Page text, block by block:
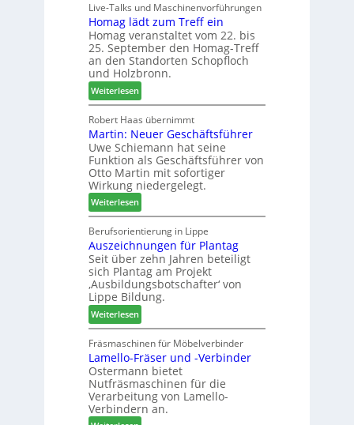
n
a
u
s
f
ü
r
W
e
m
h
ö
n
e
r
c
h
e
n
s
t
a
u
r
a
u
m
-
S
o
r
t
i
m
e
n
t
Live-Talks und Maschinenvorführungen
Homag lädt zum Treff ein
Homag veranstaltet vom 22. bis
25. September den Homag-Treff
an den Standorten Schopfloch
und Holzbronn.
Weiterlesen:
H
o
m
a
g
l
ä
d
t
z
u
m
T
r
e
f
f
e
i
n
Robert Haas übernimmt
Martin: Neuer Geschäftsführer
Uwe Schiemann hat seine
Funktion als Geschäftsführer von
Otto Martin mit sofortiger
Wirkung niedergelegt.
Weiterlesen:
M
a
r
t
i
n
:
N
e
u
e
r
G
e
s
Berufsorientierung in Lippe
Auszeichnungen für Plantag
Seit über zehn Jahren beteiligt
sich Plantag am Projekt
‚Ausbildungsbotschafter‘ von
Lippe Bildung.
Weiterlesen:
A
u
s
z
e
i
c
Fräsmaschinen für Möbelverbinder
Lamello-Fräser und -Verbinder
Ostermann bietet
Nutfräsmaschinen für die
Verarbeitung von Lamello-
Verbindern an.